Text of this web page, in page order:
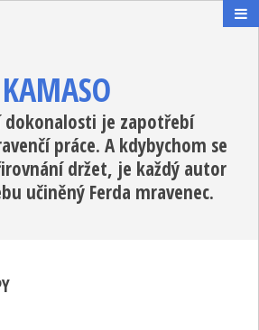
KAMASO
dokonalosti je zapotřebí
práce. A kdybychom se
držet, je každý autor
učiněný Ferda mravenec.